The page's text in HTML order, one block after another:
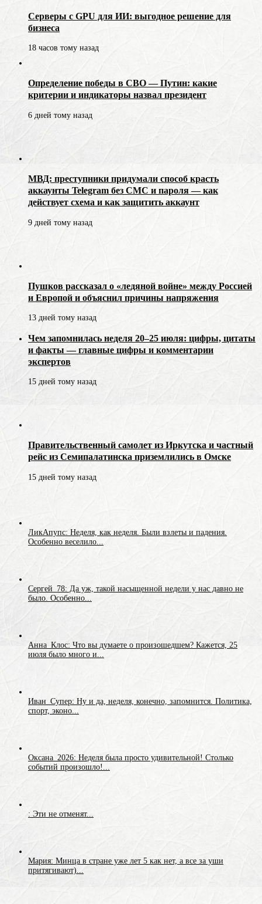
Серверы с GPU для ИИ: выгодное решение для
бизнеса
18 часов тому назад
Определение победы в СВО — Путин: какие
критерии и индикаторы назвал президент
6 дней тому назад
МВД: преступники придумали способ красть
аккаунты Telegram без СМС и пароля — как
действует схема и как защитить аккаунт
9 дней тому назад
Пушков рассказал о «ледяной войне» между Россией
и Европой и объяснил причины напряжения
13 дней тому назад
Чем запомнилась неделя 20–25 июля: цифры, цитаты
и факты — главные цифры и комментарии
экспертов
15 дней тому назад
Правительственный самолет из Иркутска и частный
рейс из Семипалатинска приземлились в Омске
15 дней тому назад
ЛикАпупс: Неделя, как неделя. Были взлеты и падения.
Особенно веселило...
Сергей_78: Да уж, такой насыщенной недели у нас давно не
было. Особенно...
Анна_Клос: Что вы думаете о произошедшем? Кажется, 25
июля было много и...
Иван_Супер: Ну и да, неделя, конечно, запомнится. Политика,
спорт, эконо...
Оксана_2026: Неделя была просто удивительной! Столько
событий произошло!...
: Эти не отменят...
Мария: Минца в стране уже лет 5 как нет, а все за уши
притягивают)...